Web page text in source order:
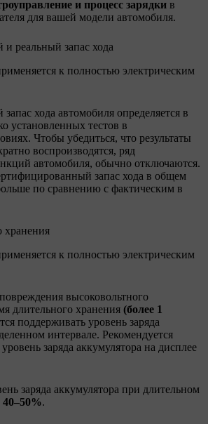
и процесс зарядки в
для вашей модели автомобиля.
реальный запас хода
к полностью электрическим
хода автомобиля определяется в
установленных тестов в
Чтобы убедиться, что результаты
воспроизводятся, ряд
автомобиля, обычно отключаются.
запас хода в общем
по сравнению с фактическим в
хранения
к полностью электрическим
высоковольтного
длительного хранения (более 1
поддерживать уровень заряда
интервале. Рекомендуется
заряда аккумулятора на дисплее
заряда аккумулятора при длительном
40–50%.